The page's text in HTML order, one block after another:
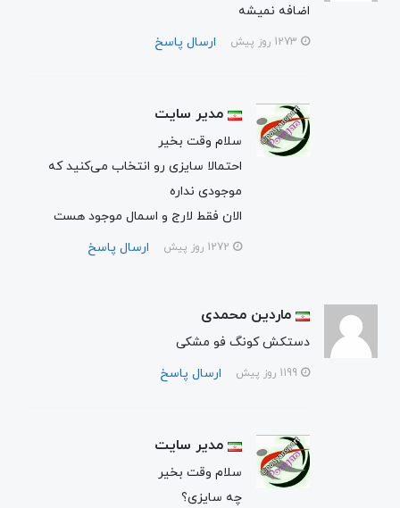
اضافه نمیشه
ارسال پاسخ
مدیر سایت
سلام وقت بخیر
احتمالا سایزی رو انتخاب می‌کنید که
موجودی نداره
الان فقط لارج و اسمال موجود هست
ارسال پاسخ
ماردین محمدی
دستکش کونگ فو مشکی
ارسال پاسخ
مدیر سایت
سلام وقت بخیر
چه سایزی؟